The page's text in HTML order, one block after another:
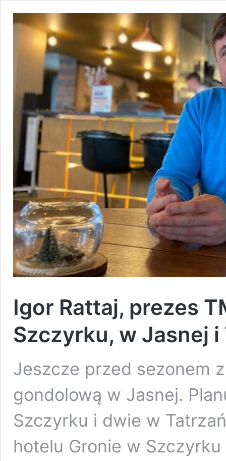
Igor Rattaj, prezes
Szczyrku, w Jasnej
Jeszcze przed sezonem
gondolową w Jasnej.
Szczyrku i dwie w
hotelu Gronie w